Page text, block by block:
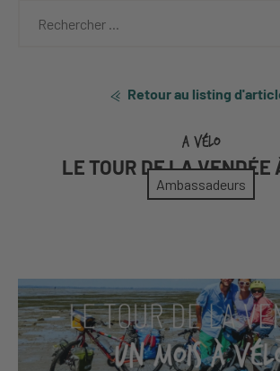
Retour au listing
A VÉLO
LE TOUR DE LA VENDÉE
Ambassadeurs